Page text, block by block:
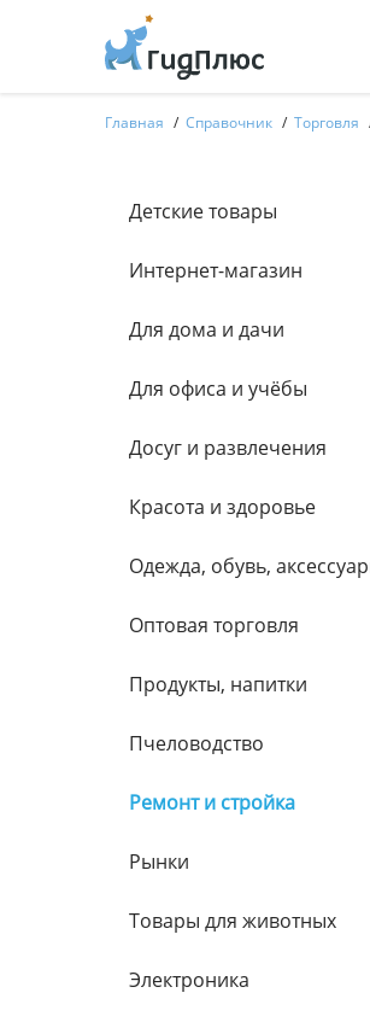
Главная Справочник Торговля
Детские товары
Интернет-магазин
Для дома и дачи
Для офиса и учёбы
Досуг и развлечения
Красота и здоровье
Одежда, обувь,
Оптовая торговля
Продукты, напитки
Пчеловодство
Ремонт и стройка
Рынки
Товары для животных
Электроника